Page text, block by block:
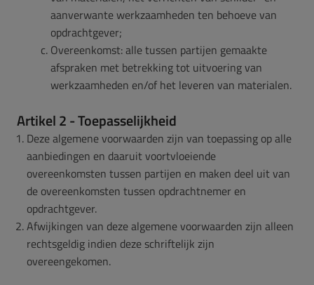
aanverwante werkzaamheden ten behoeve van
opdrachtgever;
Overeenkomst: alle tussen partijen gemaakte
afspraken met betrekking tot uitvoering van
werkzaamheden en/of het leveren van materialen.
Artikel 2 - Toepasselijkheid
Deze algemene voorwaarden zijn van toepassing op alle
aanbiedingen en daaruit voortvloeiende
overeenkomsten tussen partijen en maken deel uit van
de overeenkomsten tussen opdrachtnemer en
opdrachtgever.
Afwijkingen van deze algemene voorwaarden zijn alleen
rechtsgeldig indien deze schriftelijk zijn
overeengekomen.